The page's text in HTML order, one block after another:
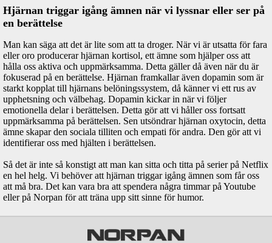
Hjärnan triggar igång ämnen när vi lyssnar eller ser på
en berättelse
Man kan säga att det är lite som att ta droger. När vi är utsatta för fara
eller oro producerar hjärnan kortisol, ett ämne som hjälper oss att
hålla oss aktiva och uppmärksamma. Detta gäller då även när du är
fokuserad på en berättelse. Hjärnan framkallar även dopamin som är
starkt kopplat till hjärnans belöningssystem, då känner vi ett rus av
upphetsning och välbehag. Dopamin kickar in när vi följer
emotionella delar i berättelsen. Detta gör att vi håller oss fortsatt
uppmärksamma på berättelsen. Sen utsöndrar hjärnan oxytocin, detta
ämne skapar den sociala tilliten och empati för andra. Den gör att vi
identifierar oss med hjälten i berättelsen.
Så det är inte så konstigt att man kan sitta och titta på serier på Netflix
en hel helg. Vi behöver att hjärnan triggar igång ämnen som får oss
att må bra. Det kan vara bra att spendera några timmar på Youtube
eller på Norpan för att träna upp sitt sinne för humor.